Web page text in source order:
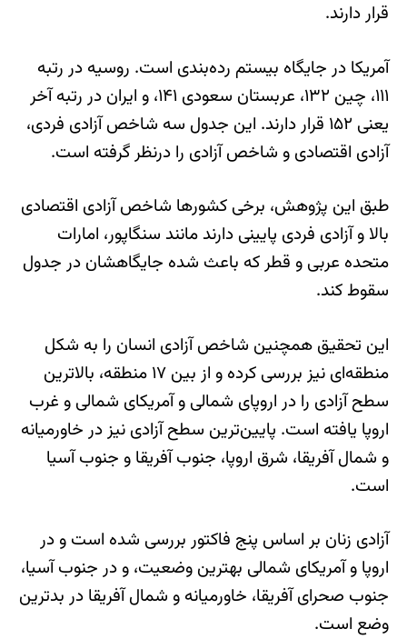
قرار دارند.
آمریکا در جایگاه بیستم رده‌بندی است. روسیه در رتبه
۱۱۱، چین ۱۳۲، عربستان سعودی ۱۴۱، و ایران در رتبه آخر
یعنی ۱۵۲ قرار دارند. این جدول سه شاخص آزادی فردی،
آزادی اقتصادی و شاخص آزادی را درنظر گرفته است.
طبق این پژوهش، برخی کشورها شاخص آزادی اقتصادی
بالا و آزادی فردی پایینی دارند مانند سنگاپور، امارات
متحده عربی و قطر که باعث شده جایگاهشان در جدول
سقوط کند.
این تحقیق همچنین شاخص آزادی انسان را به شکل
منطقه‌ای نیز بررسی کرده و از بین ۱۷ منطقه، بالاترین
سطح آزادی را در اروپای شمالی و آمریکای شمالی و غرب
اروپا یافته است. پایین‌ترین سطح آزادی نیز در خاورمیانه
و شمال آفریقا، شرق اروپا، جنوب آفریقا و جنوب آسیا
است.
آزادی زنان بر اساس پنج فاکتور بررسی شده است و در
اروپا و آمریکای شمالی بهترین وضعیت، و در جنوب آسیا،
جنوب صحرای آفریقا، خاورمیانه و شمال آفریقا در بدترین
وضع است.